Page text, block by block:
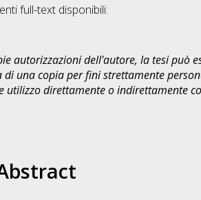
full-text disponibili:
autorizzazioni dell'autore, la tesi può
una copia per fini strettamente
utilizzo direttamente o indirettamente